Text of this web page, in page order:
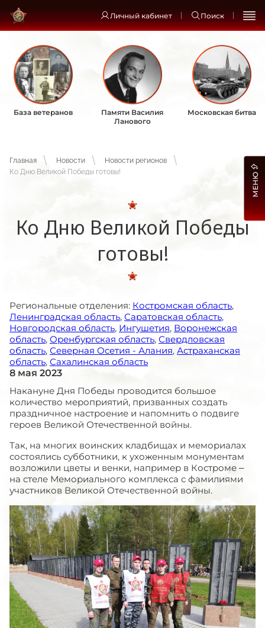
Личный кабинет Поиск
База ветеранов
Памяти Василия
Ланового
Московская битва
Главная Новости
Новости регионов
Ко Дню Великой Победы готовы!
Ко Дню Великой Победы
готовы!
Региональные отделения: Костромская область,
Ленинградская область, Саратовская область,
Новгородская область, Ингушетия, Воронежская
область, Оренбургская область, Свердловская
область, Северная Осетия - Алания, Астраханская
область, Сахалинская область
8 мая 2023
Накануне Дня Победы проводится большое
количество мероприятий, призванных создать
праздничное настроение и напомнить о подвиге
героев Великой Отечественной войны.
Так, на многих воинских кладбищах и мемориалах
состоялись субботники, к ухоженным монументам
возложили цветы и венки, например в Костроме –
на стеле Мемориального комплекса с фамилиями
участников Великой Отечественной войны.
МЕНЮ